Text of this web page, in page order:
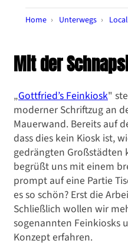
Home › Unterwegs ›
Mit der
„Gottfried’s Feinkiosk"
moderner Schriftzug an
Mauerwand. Bereits auf
dass dies kein Kiosk ist,
gedrängten Großstädten
begrüßt uns mit einem
prompt auf eine Partie
es so schön? Erst die
Schließlich wollen wir
sogenannten Feinkiosks
Konzept erfahren.